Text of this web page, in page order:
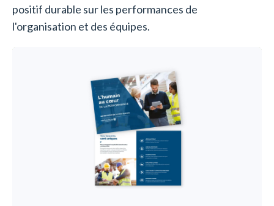
positif durable sur les performances de
l'organisation et des équipes.